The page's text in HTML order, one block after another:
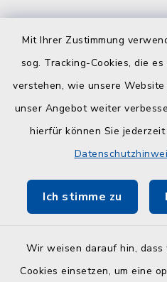
Mit Ihrer Zustimmung
sog. Tracking-Cookies, die
verstehen, wie unsere
unser Angebot weiter
hierfür können Sie
Ich stimme zu
Wir weisen darauf hin,
Cookies einsetzen, um eine
Quicklinks
Serviceportal
ZuFiSH
Am Selent/Schlesen